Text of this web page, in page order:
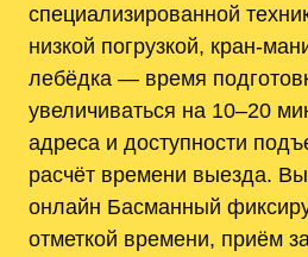
специализированной
низкой погрузкой, кран-
лебёдка — время
увеличиваться на 10–20
адреса и доступности
расчёт времени выезда.
онлайн Басманный
отметкой времени, приём